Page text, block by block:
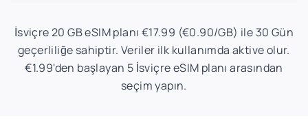
İsviçre 20 GB eSIM planı €17.99 (€0.90/GB) ile 30 Gün
geçerliliğe sahiptir. Veriler ilk kullanımda aktive olur.
€1.99'den başlayan 5 İsviçre eSIM planı arasından
seçim yapın.